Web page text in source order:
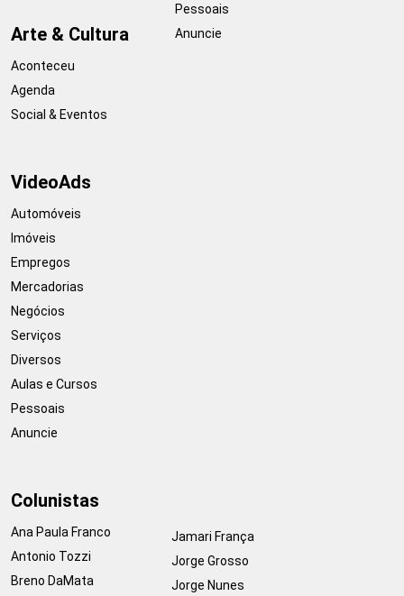
Arte & Cultura
Aconteceu
Agenda
Social & Eventos
Pessoais
Anuncie
VideoAds
Automóveis
Imóveis
Empregos
Mercadorias
Negócios
Serviços
Diversos
Aulas e Cursos
Pessoais
Anuncie
Colunistas
Ana Paula Franco
Antonio Tozzi
Breno DaMata
Jamari França
Jorge Grosso
Jorge Nunes